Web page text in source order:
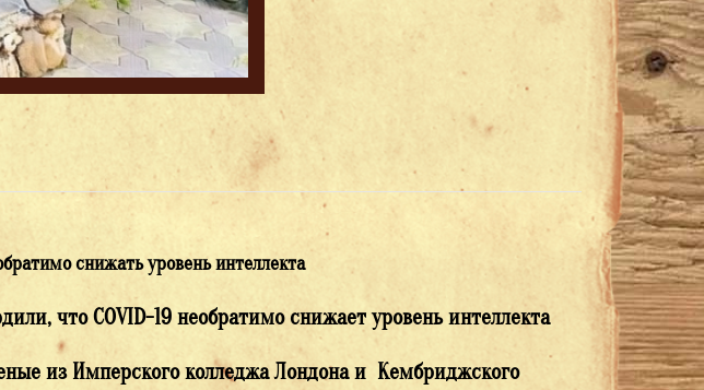
снижать уровень интеллекта
что COVID-19 необратимо снижает уровень интеллекта
из Имперского колледжа Лондона и Кембриджского